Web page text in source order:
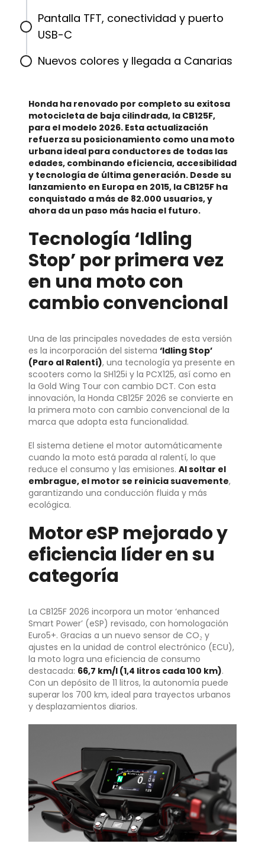
Pantalla TFT, conectividad y puerto
USB-C
Nuevos colores y llegada a Canarias
Honda ha renovado por completo su exitosa
motocicleta de baja cilindrada, la CB125F,
para el modelo 2026. Esta actualización
refuerza su posicionamiento como una moto
urbana ideal para conductores de todas las
edades, combinando eficiencia, accesibilidad
y tecnología de última generación. Desde su
lanzamiento en Europa en 2015, la CB125F ha
conquistado a más de 82.000 usuarios, y
ahora da un paso más hacia el futuro.
Tecnología ‘Idling
Stop’ por primera vez
en una moto con
cambio convencional
Una de las principales novedades de esta versión
es la incorporación del sistema ‘Idling Stop’
(Paro al Ralentí), una tecnología ya presente en
scooters como la SH125i y la PCX125, así como en
la Gold Wing Tour con cambio DCT. Con esta
innovación, la Honda CB125F 2026 se convierte en
la primera moto con cambio convencional de la
marca que adopta esta funcionalidad.
El sistema detiene el motor automáticamente
cuando la moto está parada al ralentí, lo que
reduce el consumo y las emisiones. Al soltar el
embrague, el motor se reinicia suavemente,
garantizando una conducción fluida y más
ecológica.
Motor eSP mejorado y
eficiencia líder en su
categoría
La CB125F 2026 incorpora un motor ‘enhanced
Smart Power’ (eSP) revisado, con homologación
Euro5+. Gracias a un nuevo sensor de CO₂ y
ajustes en la unidad de control electrónico (ECU),
la moto logra una eficiencia de consumo
destacada: 66,7 km/l (1,4 litros cada 100 km).
Con un depósito de 11 litros, la autonomía puede
superar los 700 km, ideal para trayectos urbanos
y desplazamientos diarios.